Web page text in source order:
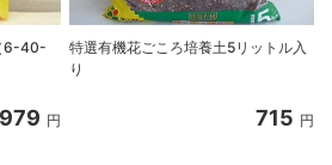
6-40-
979 円
特選有機花ごころ培養土5リットル入
り
715 円